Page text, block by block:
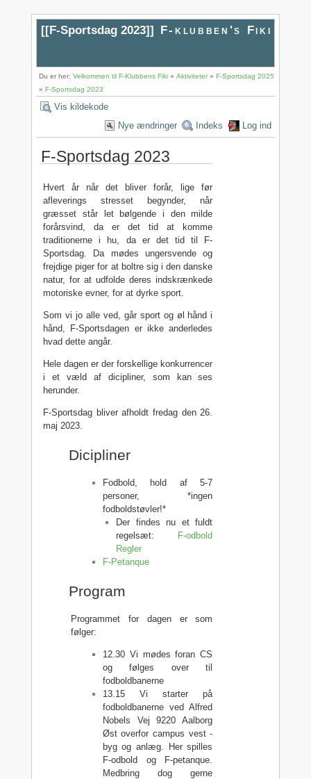
[[F-Sportsdag 2023]] F-klubben's Fiki
Du er her:Velkommen til F-Klubbens Fiki »Aktiviteter»F-Sportsdag 2025
»F-Sportsdag 2023
Vis kildekode
Nye ændringer
Indeks Log ind
F-Sportsdag 2023
Hvert år når det bliver forår, lige før
afleverings stresset begynder, når
græsset står let bølgende i den milde
forårsvind, da er det tid at komme
traditionerne i hu, da er det tid til F-
Sportsdag. Da mødes ungersvende og
frejdige piger for at boltre sig i den danske
natur, for at udfolde deres indskrænkede
motoriske evner, for at dyrke sport.
Som vi jo alle ved, går sport og øl hånd i
hånd, F-Sportsdagen er ikke anderledes
hvad dette angår.
Hele dagen er der forskellige konkurrencer
i et væld af dicipliner, som kan ses
herunder.
F-Sportsdag bliver afholdt fredag den 26.
maj 2023.
Dicipliner
Fodbold, hold af 5-7
personer, *ingen
fodboldstøvler!*
Der findes nu et fuldt
regelsæt: F-odbold
Regler
F-Petanque
Program
Programmet for dagen er som
følger:
12.30 Vi mødes foran CS
og følges over til
fodboldbanerne
13.15 Vi starter på
fodboldbanerne ved Alfred
Nobels Vej 9220 Aalborg
Øst overfor campus vest -
byg og anlæg. Her spilles
F-odbold og F-petanque.
Medbring dog gerne